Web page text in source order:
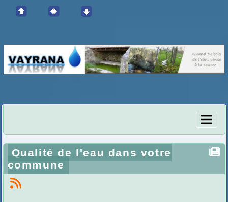
Qualité de l'eau dans votre
commune